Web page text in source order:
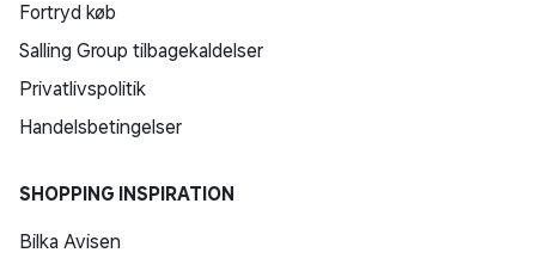
Fortryd køb
Salling Group tilbagekaldelser
Privatlivspolitik
Handelsbetingelser
SHOPPING INSPIRATION
Bilka Avisen